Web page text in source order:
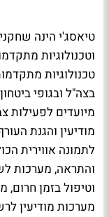
טיאסג'י הינה
וטכנולוגיות
טכנולוגיות
בצה"ל ובגופי
מיועדים לפעילות
מודיעין והגנת
לתמונה אווירית
והתראה, מערכות
וטיפול בזמן חרום,
מערכות מודיעין